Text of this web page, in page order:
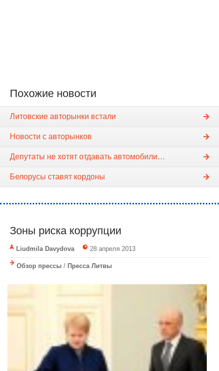
Похожие новости
Литовские авторынки встали
Новости с авторынков
Депутаты не хотят отдавать автомобили…
Белорусы ставят кордоны
Зоны риска коррупции
Liudmila Davydova 28 апреля 2013
Обзор прессы / Пресса Литвы